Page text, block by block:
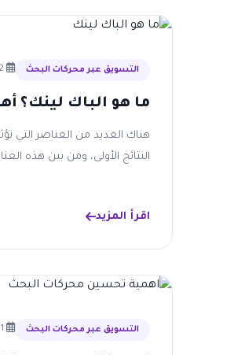
التسويق عبر محركات البحث
ما هو الباك لينك؟
هناك العديد من العناصر
النتائج الأولى، ومن بين هذه
اقرأ المزيد
التسويق عبر محركات البحث